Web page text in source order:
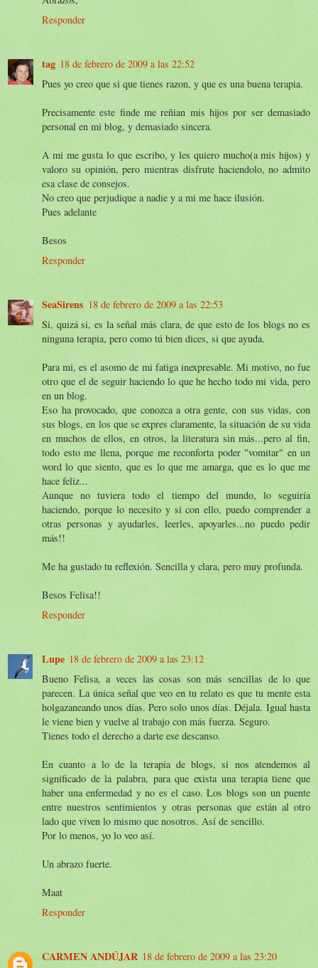
Responder
tag 18 de febrero de 2009 a las 22:52
Pues yo creo que si que tienes razon, y que es una buena terapia.
Precisamente este finde me reñian mis hijos por ser demasiado
personal en mi blog, y demasiado sincera.
A mi me gusta lo que escribo, y les quiero mucho(a mis hijos) y
valoro su opinión, pero mientras disfrute haciendolo, no admito
esa clase de consejos.
No creo que perjudique a nadie y a mi me hace ilusión.
Pues adelante
Besos
Responder
SeaSirens 18 de febrero de 2009 a las 22:53
Si, quizá si, es la señal más clara, de que esto de los blogs no es
ninguna terapia, pero como tú bien dices, si que ayuda.
Para mi, es el asomo de mi fatiga inexpresable. Mi motivo, no fue
otro que el de seguir haciendo lo que he hecho todo mi vida, pero
en un blog.
Eso ha provocado, que conozca a otra gente, con sus vidas, con
sus blogs, en los que se expres claramente, la situación de su vida
en muchos de ellos, en otros, la literatura sin más...pero al fin,
todo esto me llena, porque me reconforta poder "vomitar" en un
word lo que siento, que es lo que me amarga, que es lo que me
hace feliz...
Aunque no tuviera todo el tiempo del mundo, lo seguiría
haciendo, porque lo necesito y si con ello, puedo comprender a
otras personas y ayudarles, leerles, apoyarles...no puedo pedir
más!!
Me ha gustado tu reflexión. Sencilla y clara, pero muy profunda.
Besos Felisa!!
Responder
Lupe 18 de febrero de 2009 a las 23:12
Bueno Felisa, a veces las cosas son más sencillas de lo que
parecen. La única señal que veo en tu relato es que tu mente esta
holgazaneando unos días. Pero solo unos días. Déjala. Igual hasta
le viene bien y vuelve al trabajo con más fuerza. Seguro.
Tienes todo el derecho a darte ese descanso.
En cuanto a lo de la terapia de blogs, si nos atendemos al
significado de la palabra, para que exista una terapia tiene que
haber una enfermedad y no es el caso. Los blogs son un puente
entre nuestros sentimientos y otras personas que están al otro
lado que viven lo mismo que nosotros. Así de sencillo.
Por lo menos, yo lo veo así.
Un abrazo fuerte.
Maat
Responder
CARMEN ANDÚJAR 18 de febrero de 2009 a las 23:20